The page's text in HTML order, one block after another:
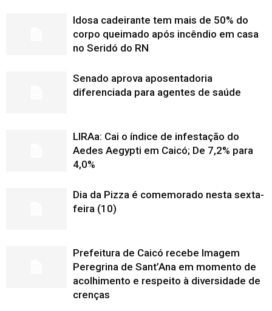
Idosa cadeirante tem mais de 50% do
corpo queimado após incêndio em casa
no Seridó do RN
Senado aprova aposentadoria
diferenciada para agentes de saúde
LIRAa: Cai o índice de infestação do
Aedes Aegypti em Caicó; De 7,2% para
4,0%
Dia da Pizza é comemorado nesta sexta-
feira (10)
Prefeitura de Caicó recebe Imagem
Peregrina de Sant’Ana em momento de
acolhimento e respeito à diversidade de
crenças